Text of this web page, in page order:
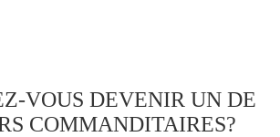
VOUS DEVENIR UN DE
COMMANDITAIRES?